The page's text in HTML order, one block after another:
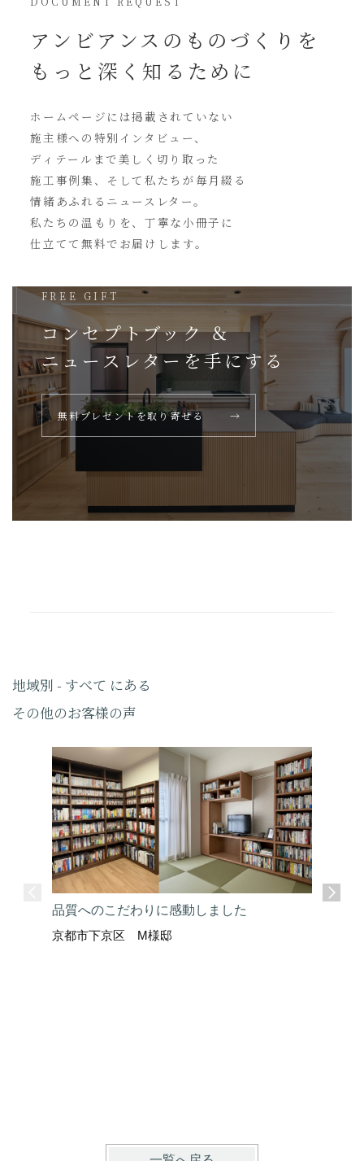
アンビアンスの ものづくりを
もっと深く知るために
ホームページには掲載されていない
施主様への特別インタビュー、
ディテールまで美しく切り取った
施工事例集、そして私たちが毎月綴る
情緒あふれるニュースレター。
私たちの温もりを、丁寧な小冊子に
仕立てて無料でお届けします。
FREE GIFT
コンセプトブック ＆
ニュースレターを手にする
無料プレゼントを取り寄せる →
地域別 - すべて にある
その他のお客様の声
品質へのこだわりに感動しました
京都市下京区 M様邸